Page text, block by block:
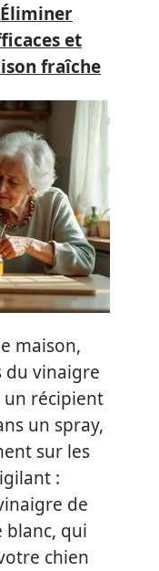
Éliminer
et
fraîche
maison,
du vinaigre
un récipient
un spray,
sur les
:
de
blanc, qui
chien